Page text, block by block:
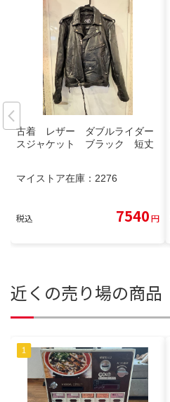
古着 レザー ダブルライダー
スジャケット ブラック 短丈
マイストア在庫： 2276
税込 7540円
近くの売り場の商品